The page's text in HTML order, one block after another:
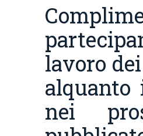
lavoro
alquanto
nei